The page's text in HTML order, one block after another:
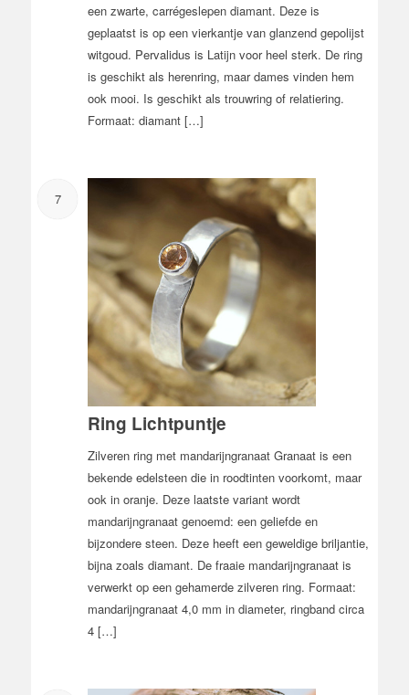
een zwarte, carrégeslepen diamant. Deze is
geplaatst is op een vierkantje van glanzend gepolijst
witgoud. Pervalidus is Latijn voor heel sterk. De ring
is geschikt als herenring, maar dames vinden hem
ook mooi. Is geschikt als trouwring of relatiering.
Formaat: diamant […]
7
Ring Lichtpuntje
Zilveren ring met mandarijngranaat Granaat is een
bekende edelsteen die in roodtinten voorkomt, maar
ook in oranje. Deze laatste variant wordt
mandarijngranaat genoemd: een geliefde en
bijzondere steen. Deze heeft een geweldige briljantie,
bijna zoals diamant. De fraaie mandarijngranaat is
verwerkt op een gehamerde zilveren ring. Formaat:
mandarijngranaat 4,0 mm in diameter, ringband circa
4 […]